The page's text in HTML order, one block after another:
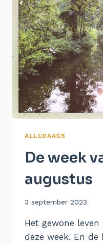
ALLEDAAGS
De week
augustus
Door
3 september 2023
Het gewone
deze week. En